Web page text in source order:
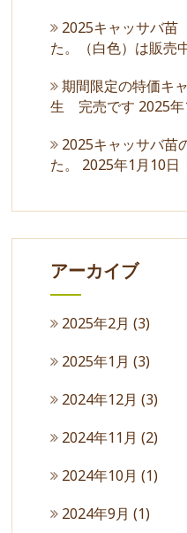
2025キャッサバ苗
た。（白色）は販売
期間限定の特価キ
生 完売です 2025
2025キャッサバ苗
た。
2025年1月10日
アーカイブ
2025年2月 (3)
2025年1月 (3)
2024年12月 (3)
2024年11月 (2)
2024年10月 (1)
2024年9月 (1)